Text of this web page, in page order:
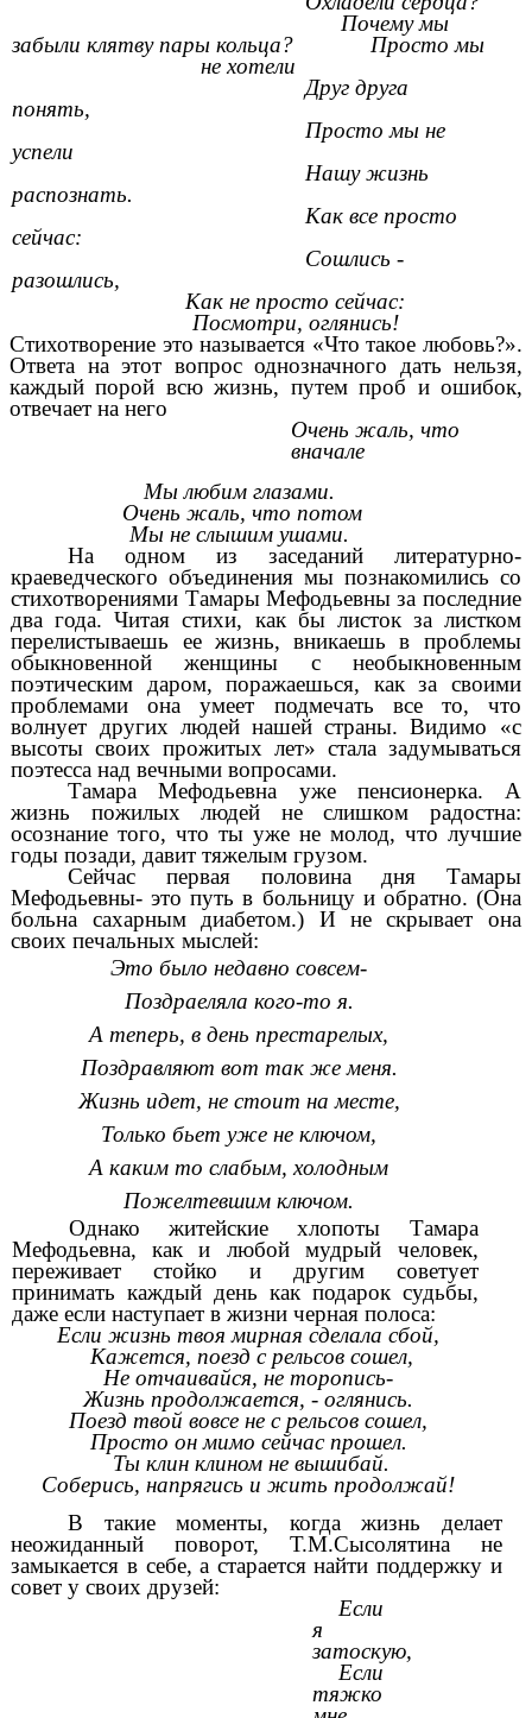
Почему мы
забыли клятву пары кольца? Просто мы
не хотели
Друг друга
понять,
Просто мы не
успели
Нашу жизнь
распознать.
Как все просто
сейчас:
Сошлись -
разошлись,
Как не просто сейчас:
Посмотри, оглянись!
Стихотворение это называется «Что такое любовь?».
Ответа на этот вопрос однозначного дать нельзя,
каждый порой всю жизнь, путем проб и ошибок,
отвечает на него
Очень жаль, что
вначале
Мы любим глазами.
Очень жаль, что потом
Мы не слышим ушами.
На одном из заседаний литературно-
краеведческого объединения мы познакомились со
стихотворениями Тамары Мефодьевны за последние
два года. Читая стихи, как бы листок за листком
перелистываешь ее жизнь, вникаешь в проблемы
обыкновенной женщины с необыкновенным
поэтическим даром, поражаешься, как за своими
проблемами она умеет подмечать все то, что
волнует других людей нашей страны. Видимо «с
высоты своих прожитых лет» стала задумываться
поэтесса над вечными вопросами.
Тамара Мефодьевна уже пенсионерка. А
жизнь пожилых людей не слишком радостна:
осознание того, что ты уже не молод, что лучшие
годы позади, давит тяжелым грузом.
Сейчас первая половина дня Тамары
Мефодьевны- это путь в больницу и обратно. (Она
больна сахарным диабетом.) И не скрывает она
своих печальных мыслей:
Это было недавно совсем-
Поздраеляла кого-то я.
А теперь, в день престарелых,
Поздравляют вот так же меня.
Жизнь идет, не стоит на месте,
Только бьет уже не ключом,
А каким то слабым, холодным
Пожелтевшим ключом.
Однако житейские хлопоты Тамара
Мефодьевна, как и любой мудрый человек,
переживает стойко и другим советует
принимать каждый день как подарок судьбы,
даже если наступает в жизни черная полоса:
Если жизнь твоя мирная сделала сбой,
Кажется, поезд с рельсов сошел,
Не отчаивайся, не торопись-
Жизнь продолжается, - оглянись.
Поезд твой вовсе не с рельсов сошел,
Просто он мимо сейчас прошел.
Ты клин клином не вышибай.
Соберись, напрягись и жить продолжай!
В такие моменты, когда жизнь делает
неожиданный поворот, Т.М.Сысолятина не
замыкается в себе, а старается найти поддержку и
совет у своих друзей:
Если
я
затоскую,
Если
тяжко